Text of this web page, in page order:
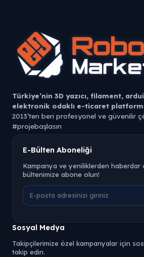
Türkiye’nin 3D yazıcı, filament,
elektronik odaklı e-ticaret
2013’ten beri profesyonel ve güvenilir
#projebaşlasın
teknik elektronik bileşenler alanında
merkezli bir e-ticaret platformudur.
PLA, PETG, TPU, ABS gibi filament
yedek parçalarına, elektronik
mekanik bileşenlere kadar geniş bir
odağıyla hizmet vermektedir.
E-Bülten Aboneliği
Kampanya ve yeniliklerden haberdar
bültenimize abone olun!
Sosyal Medya
Takipçilerimize özel kampanyalar için
takip edin.